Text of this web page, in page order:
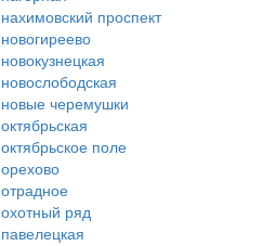
нахимовский проспект
новогиреево
новокузнецкая
новослободская
новые черемушки
октябрьская
октябрьское поле
орехово
отрадное
охотный ряд
павелецкая